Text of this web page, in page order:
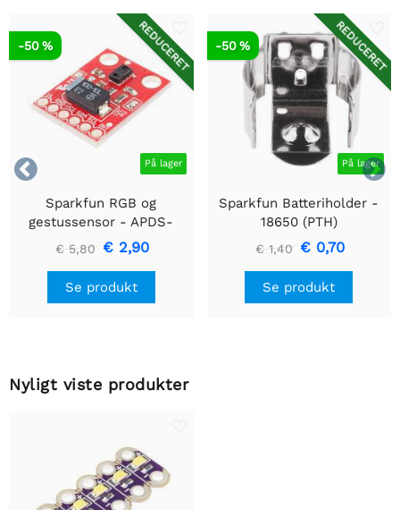


REDUCERET
På lager
-50 %
Sparkfun RGB og
gestussensor - APDS-
9960
€ 5,80 € 2,90
Se produkt
REDUCERET
På lager
-50 %
Sparkfun Batteriholder -
18650 (PTH)
€ 1,40 € 0,70
Se produkt
Nyligt viste produkter